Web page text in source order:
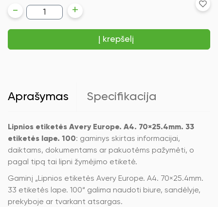
produkto
kiekis:
Lipnios
etiketės
Europe.
lape.
100
spalvos
- +
Į krepšelį
Aprašymas Specifikacija
Lipnios etiketės Avery Europe. A4. 70×25.4mm. 33
etiketės lape. 100: gaminys skirtas informacijai,
daiktams, dokumentams ar pakuotėms pažymėti, o
pagal tipą tai lipni žymėjimo etiketė.
Gaminį „Lipnios etiketės Avery Europe. A4. 70×25.4mm.
33 etiketės lape. 100“ galima naudoti biure, sandėlyje,
prekyboje ar tvarkant atsargas.